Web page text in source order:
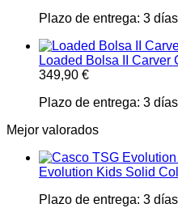
Plazo de entrega: 3 días
Loaded Bolsa II Carver
349,90 €
Plazo de entrega: 3 días
Mejor valorados
Evolution Kids Solid
Plazo de entrega: 3 días